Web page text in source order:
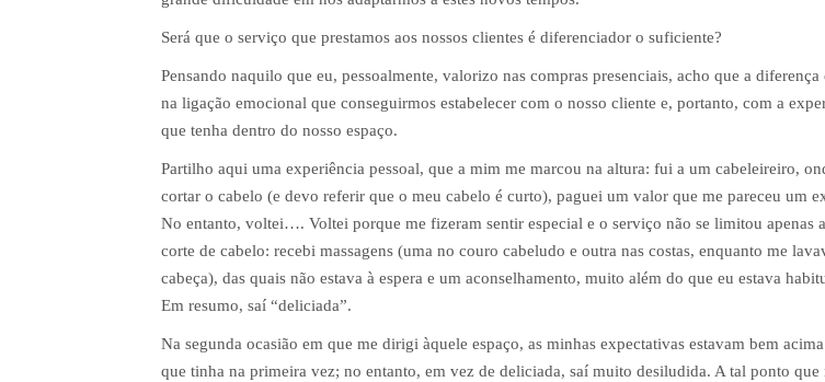
Será que o serviço que prestamos aos nossos clientes é diferenciador o suficiente?
Pensando naquilo que eu, pessoalmente, valorizo nas compras presenciais, acho que a diferença
na ligação emocional que conseguirmos estabelecer com o nosso cliente e, portanto, com a
que tenha dentro do nosso espaço.
Partilho aqui uma experiência pessoal, que a mim me marcou na altura: fui a um cabeleireiro,
cortar o cabelo (e devo referir que o meu cabelo é curto), paguei um valor que me pareceu um
No entanto, voltei…. Voltei porque me fizeram sentir especial e o serviço não se limitou apenas
corte de cabelo: recebi massagens (uma no couro cabeludo e outra nas costas, enquanto me
cabeça), das quais não estava à espera e um aconselhamento, muito além do que eu estava
Em resumo, saí “deliciada”.
Na segunda ocasião em que me dirigi àquele espaço, as minhas expectativas estavam bem
que tinha na primeira vez; no entanto, em vez de deliciada, saí muito desiludida. A tal ponto que